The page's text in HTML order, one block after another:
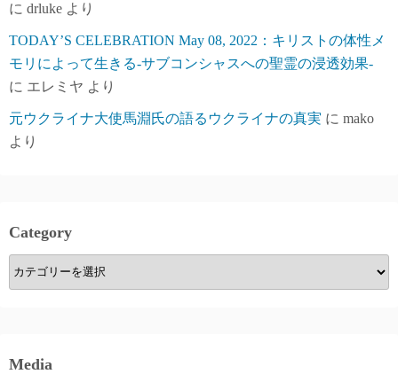
に drluke より
TODAY’S CELEBRATION May 08, 2022：キリストの体性メ
モリによって生きる-サブコンシャスへの聖霊の浸透効果-
に エレミヤ より
元ウクライナ大使馬淵氏の語るウクライナの真実 に mako
より
Category
Category
Media